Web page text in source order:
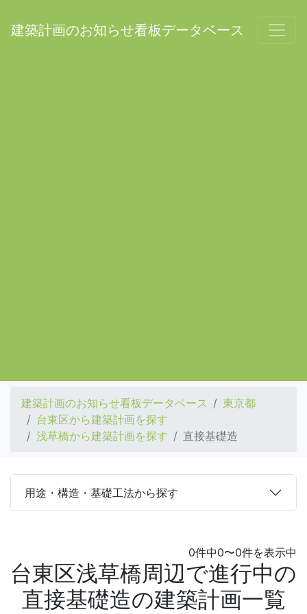
建築計画のお知らせ看板データベース
建築計画のお知らせ看板データベース
東京都
台東区から建築計画を探す
浅草橋から建築計画を探す
直接基礎造
用途・構造・基礎工法から探す
0件中0〜0件を表示中
台東区浅草橋周辺で進行中の
直接基礎造の建築計画一覧